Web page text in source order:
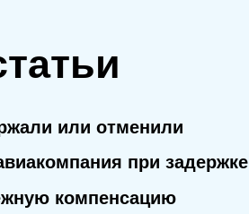
при задержке
или отменили
компенсацию